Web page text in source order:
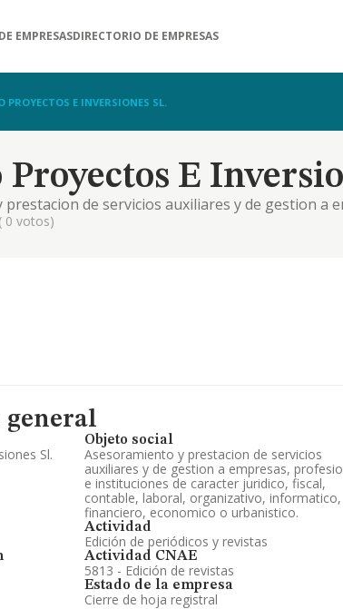
EMPRESASDIRECTORIO DE EMPRESAS
PROYECTOS E INVERSIONES SL.
E
prestacion de servicios auxiliares y de gestion a
juridico, fiscal, contable, laboral,
( 0 votos)
Sl.
Objeto social
Asesoramiento y prestacion de servicios
auxiliares y de gestion a empresas,
e instituciones de caracter juridico, fiscal,
contable, laboral, organizativo, informatico,
financiero, economico o urbanistico.
Actividad
Edición de periódicos y revistas
Actividad CNAE
5813 - Edición de revistas
Estado de la empresa
Cierre de hoja registral